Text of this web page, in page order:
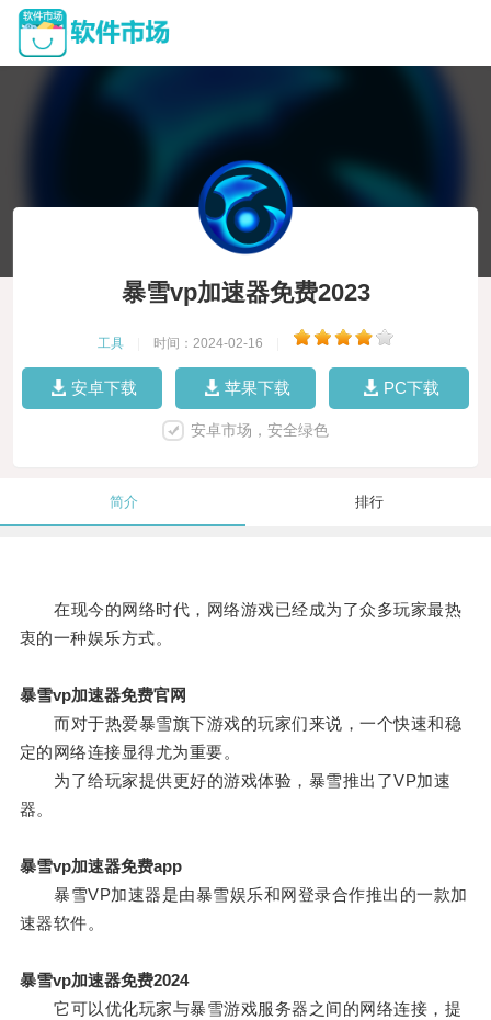
暴雪vp加速器免费2023
工具 时间：2024-02-16
安卓下载 苹果下载 PC下载
安卓市场，安全绿色
简介 排行
在现今的网络时代，网络游戏已经成为了众多玩家最热
衷的一种娱乐方式。
暴雪vp加速器免费官网
而对于热爱暴雪旗下游戏的玩家们来说，一个快速和稳
定的网络连接显得尤为重要。
为了给玩家提供更好的游戏体验，暴雪推出了VP加速
器。
暴雪vp加速器免费app
暴雪VP加速器是由暴雪娱乐和网登录合作推出的一款加
速器软件。
暴雪vp加速器免费2024
它可以优化玩家与暴雪游戏服务器之间的网络连接，提